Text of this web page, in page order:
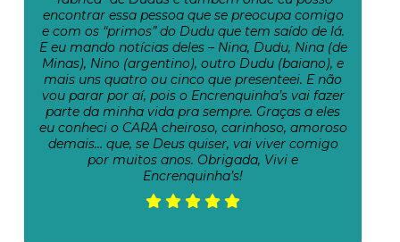
encontrar essa pessoa que se preocupa comigo
e com os “primos” do Dudu que tem saído de lá.
E eu mando notícias deles – Nina, Dudu, Nina (de
Minas), Nino (argentino), outro Dudu (baiano), e
mais uns quatro ou cinco que presenteei. E não
vou parar por aí, pois o Encrenquinha’s vai fazer
parte da minha vida pra sempre. Graças a eles
eu conheci o CARA cheiroso, carinhoso, amoroso
demais… que, se Deus quiser, vai viver comigo
por muitos anos. Obrigada, Vivi e
Encrenquinha’s!